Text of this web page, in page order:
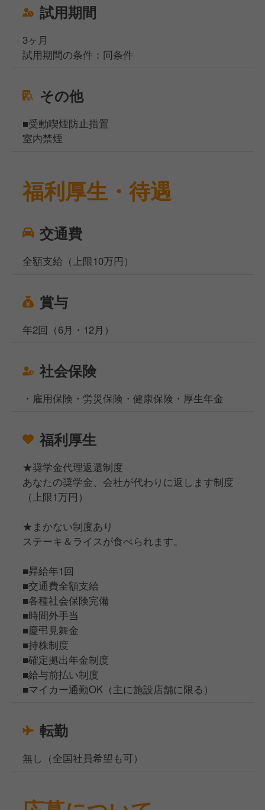
試用期間
3ヶ月
試用期間の条件：同条件
その他
■受動喫煙防止措置
室内禁煙
福利厚生・待遇
交通費
全額支給（上限10万円）
賞与
年2回（6月・12月）
社会保険
・雇用保険・労災保険・健康保険・厚生年金
福利厚生
★奨学金代理返還制度
あなたの奨学金、会社が代わりに返します制度
（上限1万円）
★まかない制度あり
ステーキ＆ライスが食べられます。
■昇給年1回
■交通費全額支給
■各種社会保険完備
■時間外手当
■慶弔見舞金
■持株制度
■確定拠出年金制度
■給与前払い制度
■マイカー通勤OK（主に施設店舗に限る）
転勤
無し（全国社員希望も可）